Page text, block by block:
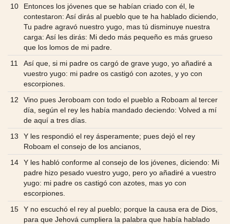
10
Entonces los jóvenes que se habían criado con él, le
contestaron: Así dirás al pueblo que te ha hablado diciendo,
Tu padre agravó nuestro yugo, mas tú disminuye nuestra
carga: Así les dirás: Mi dedo más pequeño es más grueso
que los lomos de mi padre.
11
Así que, si mi padre os cargó de grave yugo, yo añadiré a
vuestro yugo: mi padre os castigó con azotes, y yo con
escorpiones.
12
Vino pues Jeroboam con todo el pueblo a Roboam al tercer
día, según el rey les había mandado deciendo: Volved a mí
de aquí a tres días.
13
Y les respondió el rey ásperamente; pues dejó el rey
Roboam el consejo de los ancianos,
14
Y les habló conforme al consejo de los jóvenes, diciendo: Mi
padre hizo pesado vuestro yugo, pero yo añadiré a vuestro
yugo: mi padre os castigó con azotes, mas yo con
escorpiones.
15
Y no escuchó el rey al pueblo; porque la causa era de Dios,
para que Jehová cumpliera la palabra que había hablado